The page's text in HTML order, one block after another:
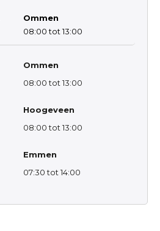
Ommen
08:00 tot 13:00
Ommen
08:00 tot 13:00
Hoogeveen
08:00 tot 13:00
Emmen
07:30 tot 14:00